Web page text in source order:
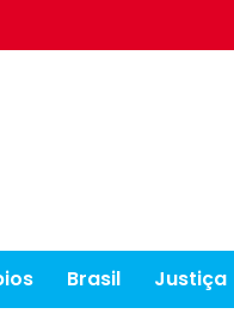
Brasil Justiça